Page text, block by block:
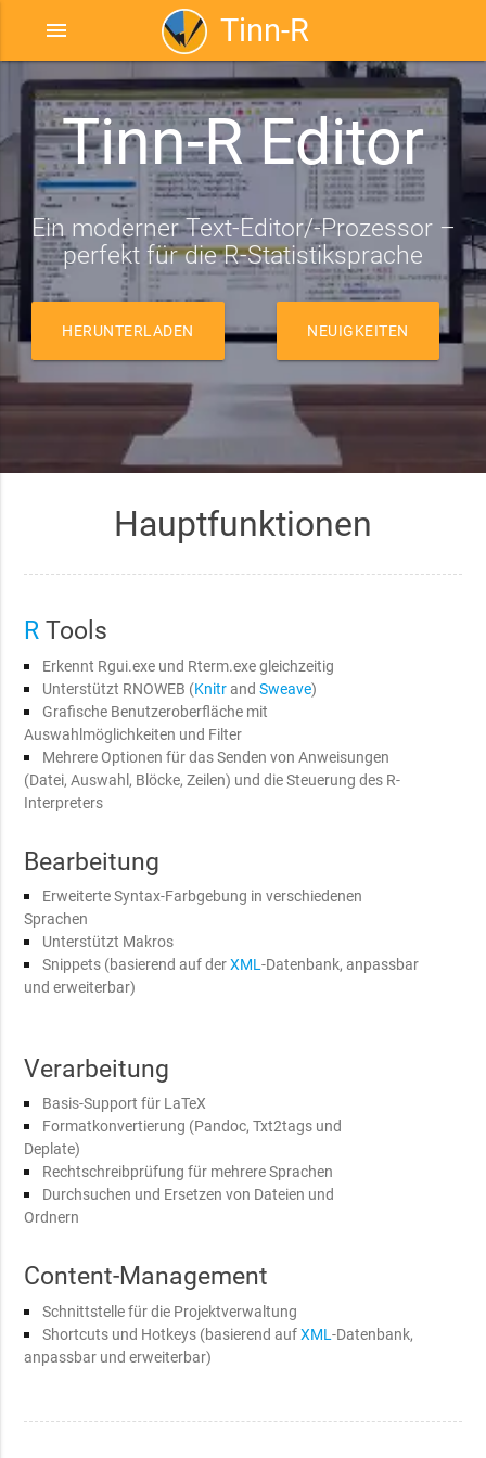
Tinn-R
menu
Tinn-REditor
Ein moderner Text-Editor/-Prozessor –
perfekt für die R-Statistiksprache
HERUNTERLADEN NEUIGKEITEN
Hauptfunktionen
R Tools
Erkennt Rgui.exe und Rterm.exe gleichzeitig
Unterstützt RNOWEB (KnitrandSweave)
Grafische Benutzeroberfläche mit
Auswahlmöglichkeiten und Filter
Mehrere Optionen für das Senden von Anweisungen
(Datei, Auswahl, Blöcke, Zeilen) und die Steuerung des R-
Interpreters
Bearbeitung
Erweiterte Syntax-Farbgebung in verschiedenen
Sprachen
Unterstützt Makros
Snippets (basierend auf derXML-Datenbank, anpassbar
und erweiterbar)
Verarbeitung
Basis-Support für LaTeX
Formatkonvertierung (Pandoc, Txt2tags und
Deplate)
Rechtschreibprüfung für mehrere Sprachen
Durchsuchen und Ersetzen von Dateien und
Ordnern
Content-Management
Schnittstelle für die Projektverwaltung
Shortcuts und Hotkeys (basierend aufXML-Datenbank,
anpassbar und erweiterbar)